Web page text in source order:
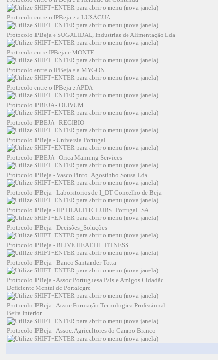
Protocolo entre o IPBeja e a LUSÁGUA
Protocolo IPBeja e SUGALIDAL, Industrias de Alimentação Lda
Protocolo entre IPBeja e MONTE
Protocolo entre o IPBeja e a MYGON
Protocolo entre o IPBeja e APDA
Protocolo IPBEJA - OLIVUM
Protocolo IPBEJA - REGIBIO
Protocolo IPBeja - Universia Portugal
Protocolo IPBEJA - Orica Manning Services
Protocolo IPBeja - Vasco Pinto_Agostinho Sousa Lda
Protocolo IPBeja - Laboratorios de I_DT Concelho de Beja
Protocolo IPBeja - HP HEALTH CLUBS_Portugal_SA
Protocolo IPBeja - Decisões_Soluções
Protocolo IPBeja - BLIVE HEALTH_FITNESS
Protocolo IPBeja - Banco Santander Totta
Protocolo IPBeja - Assoc Portuguesa Pais e Amigos Cidadão
Deficiente Mental de Portalegre
Protocolo IPBeja - Assoc Formação Tecnologica Profissional
Beira Interior
Protocolo IPBeja - Assoc. Agricultores do Campo Branco